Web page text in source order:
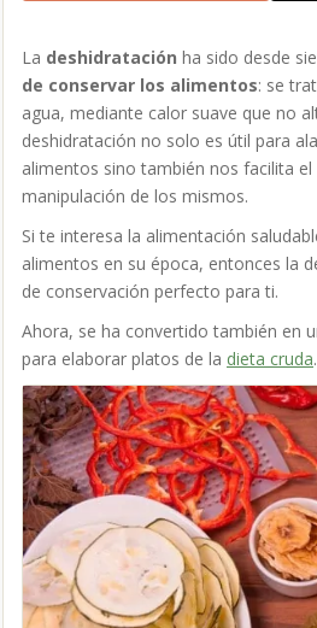
La deshidratación ha sido desde
de conservar los alimentos: se
agua, mediante calor suave que no
deshidratación no solo es útil para
alimentos sino también nos facilita
manipulación de los mismos.
Si te interesa la alimentación
alimentos en su época, entonces la
de conservación perfecto para ti.
Ahora, se ha convertido también en
para elaborar platos de la dieta cruda.